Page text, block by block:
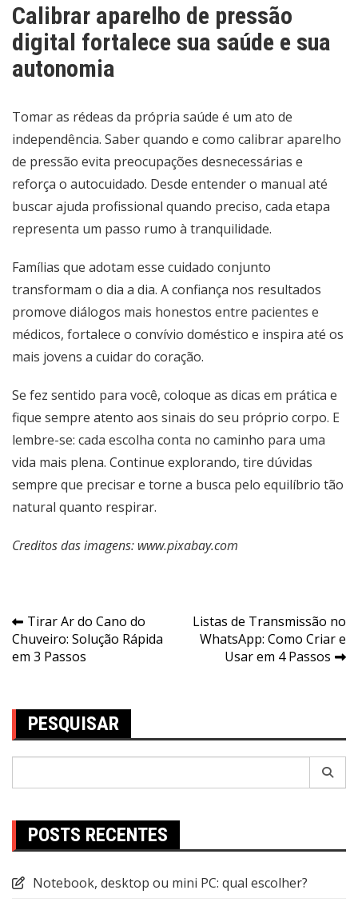
Calibrar aparelho de pressão
digital fortalece sua saúde e sua
autonomia
Tomar as rédeas da própria saúde é um ato de
independência. Saber quando e como calibrar aparelho
de pressão evita preocupações desnecessárias e
reforça o autocuidado. Desde entender o manual até
buscar ajuda profissional quando preciso, cada etapa
representa um passo rumo à tranquilidade.
Famílias que adotam esse cuidado conjunto
transformam o dia a dia. A confiança nos resultados
promove diálogos mais honestos entre pacientes e
médicos, fortalece o convívio doméstico e inspira até os
mais jovens a cuidar do coração.
Se fez sentido para você, coloque as dicas em prática e
fique sempre atento aos sinais do seu próprio corpo. E
lembre-se: cada escolha conta no caminho para uma
vida mais plena. Continue explorando, tire dúvidas
sempre que precisar e torne a busca pelo equilíbrio tão
natural quanto respirar.
Creditos das imagens: www.pixabay.com
Navegação
de
Tirar Ar do Cano do
Chuveiro: Solução Rápida
em 3 Passos
Listas de Transmissão no
WhatsApp: Como Criar e
Usar em 4 Passos
PESQUISAR
POSTS RECENTES
Notebook, desktop ou mini PC: qual escolher?